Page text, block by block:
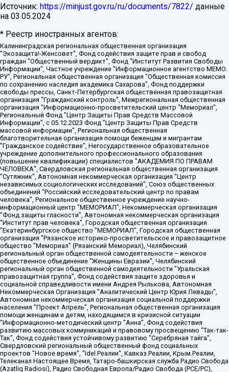
Источник: https://minjust.gov.ru/ru/documents/7822/ данные
на 03.05.2024
* Реестр иностранных агентов:
Калининградская региональная общественная организация "Экозащита!-Женсовет", Фонд содействия защите прав и свобод граждан "Общественный вердикт", Фонд "Институт Развития Свободы Информации", Частное учреждение "Информационное агентство МЕМО. РУ", Региональная общественная организация "Общественная комиссия по сохранению наследия академика Сахарова", Фонд поддержки свободы прессы, Санкт-Петербургская общественная правозащитная организация "Гражданский контроль", Межрегиональная общественная организация "Информационно-просветительский центр "Мемориал", Региональный Фонд "Центр Защиты Прав Средств Массовой Информации", с 05.12.2023 Фонд "Центр Защиты Прав Средств массовой информации", Региональная общественная благотворительная организация помощи беженцам и мигрантам "Гражданское содействие", Негосударственное образовательное учреждение дополнительного профессионального образования (повышение квалификации) специалистов "АКАДЕМИЯ ПО ПРАВАМ ЧЕЛОВЕКА", Свердловская региональная общественная организация "Сутяжник", Автономная некоммерческая организация "Центр независимых социологических исследований", Союз общественных объединений "Российский исследовательский центр по правам человека", Региональное общественное учреждение научно-информационный центр "МЕМОРИАЛ", Некоммерческая организация "Фонд защиты гласности", Автономная некоммерческая организация "Институт прав человека", Городская общественная организация "Екатеринбургское общество "МЕМОРИАЛ", Городская общественная организация "Рязанское историко-просветительское и правозащитное общество "Мемориал" (Рязанский Мемориал), Челябинский региональный орган общественной самодеятельности – женское общественное объединение "Женщины Евразии", Челябинский региональный орган общественной самодеятельности "Уральская правозащитная группа", Фонд содействия защите здоровья и социальной справедливости имени Андрея Рылькова, Автономная Некоммерческая Организация "Аналитический Центр Юрия Левады", Автономная некоммерческая организация социальной поддержки населения "Проект Апрель", Региональная общественная организация помощи женщинам и детям, находящимся в кризисной ситуации "Информационно-методический центр "Анна", Фонд содействия развитию массовых коммуникаций и правовому просвещению "Так-так-Так", Фонд содействия устойчивому развитию "Серебряная тайга", Свердловский региональный общественный фонд социальных проектов "Новое время", "Idel.Реалии", Кавказ.Реалии, Крым.Реалии, Телеканал Настоящее Время, Татаро-башкирская служба Радио Свобода (Azatliq Radiosi), Радио Свободная Европа/Радио Свобода (PCE/PC), "Сибирь.Реалии", "Фактограф", Благотворительный фонд помощи осужденным и их семьям, Автономная некоммерческая организация "Институт глобализации и социальных движений", Фонд "В защиту прав заключенных", Частное учреждение "Центр поддержки и содействия развитию средств массовой информации", Пензенский региональный общественный благотворительный фонд "Гражданский союз", "Север.Реалии", Некоммерческая организация Фонд "Правовая инициатива", Общество с ограниченной ответственностью "Радио Свободная Европа/Радио Свобода", Чешское информационное агентство "MEDIUM-ORIENT", Красноярская региональная общественная организация "Мы против СПИДа", Камалягин Денис Николаевич, Маркелов Сергей Евгеньевич, Пономарев Лев Александрович, Савицкая Людмила Алексеевна, Автономная некоммерческая организация "Центр по работе с проблемой насилия "НАСИЛИЮ.НЕТ", Межрегиональный профессиональный союз работников здравоохранения "Альянс врачей", Юридическое лицо, зарегистрированное в Латвийской Республике, SIA "Medusa Project" (регистрационный номер 40103797863, дата регистрации 10.06.2014), Некоммерческая организация "Фонд по борьбе с коррупцией", Автономная некоммерческая организация "Институт права и публичной политики", Баданин Роман Сергеевич, Гликин Максим Александрович, Железнова Мария Михайловна, Лукьянова Юлия Сергеевна, Маетная Елизавета Витальевна, Маняхин Петр Борисович, Чуракова Ольга Владимировна, Ярош Юлия Петровна, Юридическое лицо "The Insider SIA", зарегистрированное в Риге, Латвийская Республика (дата регистрации 26.06.2015), являющееся администратором доменного имени интернет-издания "The Insider SIA", https://theins.ru, Постернак Алексей Евгеньевич, Рубин Михаил Аркадьевич, Анин Роман Александрович, Юридическое лицо Istories fonds, зарегистрированное в Латвийской Республике (регистрационный номер 50008295751, дата регистрации 24.02.2020), Великовский Дмитрий Александрович, Долинина Ирина Николаевна, Мароховская Алеся Алексеевна, Шлейнов Роман Юрьевич, Шмагун Олеся Валентиновна, Общество с ограниченной ответственностью "Альтаир 2021", Общество с ограниченной ответственностью "Вега 2021", Общество с ограниченной ответственностью "Главный редактор 2021", Общество с ограниченной ответственностью "Ромашки монолит", Важенков Артем Валерьевич, Ивановская областная общественная организация "Центр гендерных исследований", Гурман Юрий Альбертович, Медиапроект "ОВД-Инфо", Егоров Владимир Владимирович, Жилинский Владимир Александрович, Общество с ограниченной ответственностью "ЗП", Иванова София Юрьевна, Карезина Инна Павловна, Кильтау Екатерина Викторовна, Петров Алексей Викторович, Пискунов Сергей Евгеньевич, Смирнов Сергей Сергеевич, Тихонов Михаил Сергеевич, Общество с ограниченной ответственностью "ЖУРНАЛИСТ-ИНОСТРАННЫЙ АГЕНТ", Арапова Галина Юрьевна, Вольтская Татьяна Анатольевна, Американская компания "Mason G.E.S. Anonymous Foundation" (США), являющаяся владельцем интернет-издания https://mnews.world/, Компания "Stichting Bellingcat", зарегистрированная в Нидерландах (дата регистрации 11.07.2018), Захаров Андрей Вячеславович, Клепиковская Екатерина Дмитриевна, Общество с ограниченной ответственностью "МЕМО", Перл Роман Александрович, Симонов Евгений Алексеевич, Соловьева Елена Анатольевна, Сотников Даниил Владимирович, Сурначева Елизавета Дмитриевна, Автономная некоммерческая организация по защите прав человека и информированию населения "Якутия – Наше Мнение", Общество с ограниченной ответственностью "Москоу диджитал медиа", с 26.01.2023 Общество с ограниченной ответственностью "Чайка Белые сады", Ветошкина Валерия Валерьевна, Заговора Максим Александрович, Межрегиональное общественное движение "Российская ЛГБТ - сеть", Оленичев Максим Владимирович, Павлов Иван Юрьевич, Скворцова Елена Сергеевна, Общество с ограниченной ответственностью "Как бы инагент", Кочетков Игорь Викторович, Общество с ограниченной ответственностью "Честные выборы", Еланчик Олег Александрович, Общество с ограниченной ответственностью "Нобелевский призыв", Гималова Регина Эмилевна, Григорьев Андрей Валерьевич, Григорьева Алина Александровна, Ассоциация по содействию защите прав призывников, альтернативнослужащих и военнослужащих "Правозащитная группа "Гражданин.Армия.Право", Хисамова Регина Фаритовна, Автономная некоммерческая организация по реализации социально-правовых программ "Лилит", Дальневосточное общественное движение "Маяк", Санкт-Петербургская ЛГБТ-инициативная группа "Выход", Инициативная группа ЛГБТ+ "Реверс", Алексеев Андрей Викторович, Бекбулатова Таисия Львовна, Беляев Иван Михайлович, Владыкина Елена Сергеевна, Гельман Марат Александрович, Никульшина Вероника Юрьевна, Толоконникова Надежда Андреевна, Шендерович Виктор Анатольевич, Общество с ограниченной ответственностью "Данное сообщение", Общество с ограниченной ответственностью Издательский дом "Новая глава", Айнбиндер Александра Александровна, Московский комьюнити-центр для ЛГБТ+инициатив, Благотворительный фонд развития филантропии, Deutsche Welle (Германия, Kurt-Schumacher-Strasse 3, 53113 Bonn), Борзунова Мария Михайловна, Воробьев Виктор Викторович, Голубева Анна Львовна, Константинова Алла Михайловна, Малкова Ирина Владимировна, Мурадов Мурад Абдулгалимович, Осетинская Елизавета Николаевна, Понасенков Евгений Николаевич, Ганапольский Матвей Юрьевич, Киселев Евгений Алексеевич, Борухович Ирина Григорьевна, Дремин Иван Тимофеевич, Дубровский Дмитрий Викторович, Красноярская региональная общественная организация поддержки и развития альтернативных образовательных технологий и межкультурных коммуникаций "ИНТЕРРА", Маяковская Екатерина Алексеевна, Фейгин Марк Захарович, Филимонов Андрей Викторович, Дзугкоева Регина Николаевна, Доброхотов Роман Александрович, Дудь Юрий Александрович, Елкин Сергей Владимирович, Кругликов Кирилл Игоревич, Сабунаева Мария Леонидовна, Семенов Алексей Владимирович, Шаинян Карен Багратович, Шульман Екатерина Михайловна, Асафьев Артур Валерьевич, Вахштайн Виктор Семенович, Венедиктов Алексей Алексеевич, Лушникова Екатерина Евгеньевна, Волков Леонид Михайлович, Невзоров Александр Глебович, Пархоменко Сергей Борисович, Сироткин Ярослав Николаевич, Кара-Мурза Владимир Владимирович, Баранова Наталья Владимировна, Гозман Леонид Яковлевич, Кагарлицкий Борис Юльевич, Климарев Михаил Валерьевич, Милов Владимир Станиславович, Автономная некоммерческая организация Краснодарский центр современного искусства "Типография", Моргенштерн Алишер Тагирович, Соболь Любовь Эдуардовна, Общество с ограниченной ответственностью "ЛИЗА НОРМ", Каспаров Гарри Кимович, Ходорковский Михаил Борисович, Общество с ограниченной ответственностью "Апрельские тезисы", Данилович Ирина Брониславовна, Кашин Олег Владимирович, Петров Николай Владимирович, Пивоваров Алексей Владимирович, Соколов Михаил Владимирович, Цветкова Юлия Владимировна, Чичваркин Евгений Александрович, Комитет против пыток/Команда против пыток, Общество с ограниченной ответственностью "Первый научный", Общество с ограниченной ответственностью "Вертолет и ко", Белоцерковская Вероника Борисовна, Кац Максим Евгеньевич, Лазарева Татьяна Юрьевна, Шаведдинов Руслан Табризович, Яшин Илья Валерьевич, Общество с ограниченной ответственностью "Иноагент ААВ", Алешковский Дмитрий Петрович, Альбац Евгения Марковна, Быков Дмитрий Львович, Галямина Юлия Евгеньевна, Лойко Сергей Леонидович, Мартынов Кирилл Константинович, Медведев Сергей Александрович, Крашенинников Федор Геннадиевич, Гордеева Катерина Вл